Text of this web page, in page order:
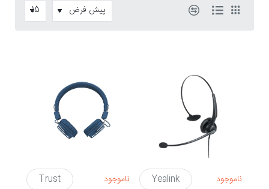
ناموجود Yealink ناموجود Trust